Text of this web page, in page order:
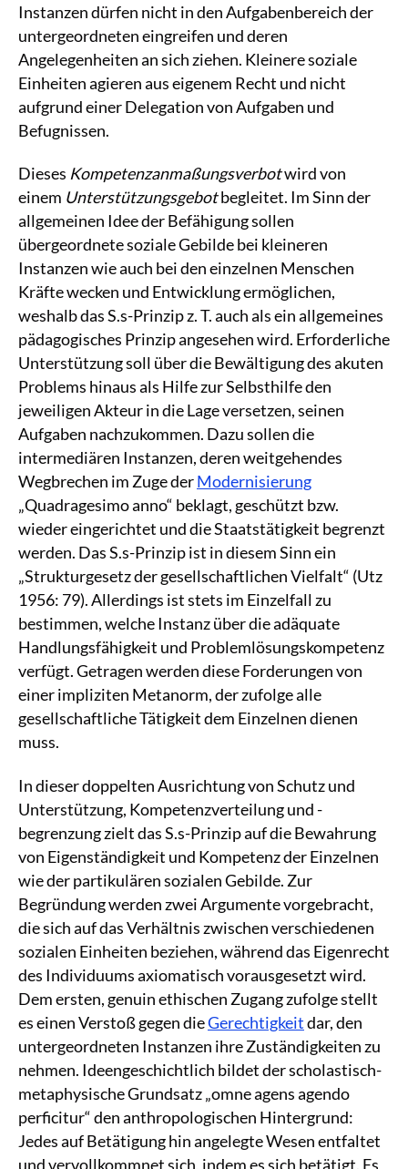
Instanzen dürfen nicht in den Aufgabenbereich der
untergeordneten eingreifen und deren
Angelegenheiten an sich ziehen. Kleinere soziale
Einheiten agieren aus eigenem Recht und nicht
aufgrund einer Delegation von Aufgaben und
Befugnissen.
Dieses Kompetenzanmaßungsverbotwird von
einem Unterstützungsgebotbegleitet. Im Sinn der
allgemeinen Idee der Befähigung sollen
übergeordnete soziale Gebilde bei kleineren
Instanzen wie auch bei den einzelnen Menschen
Kräfte wecken und Entwicklung ermöglichen,
weshalb das S.s-Prinzip z. T. auch als ein allgemeines
pädagogisches Prinzip angesehen wird. Erforderliche
Unterstützung soll über die Bewältigung des akuten
Problems hinaus als Hilfe zur Selbsthilfe den
jeweiligen Akteur in die Lage versetzen, seinen
Aufgaben nachzukommen. Dazu sollen die
intermediären Instanzen, deren weitgehendes
Wegbrechen im Zuge derModernisierung
„Quadragesimo anno“ beklagt, geschützt bzw.
wieder eingerichtet und die Staatstätigkeit begrenzt
werden. Das S.s-Prinzip ist in diesem Sinn ein
„Strukturgesetz der gesellschaftlichen Vielfalt“ (Utz
1956: 79). Allerdings ist stets im Einzelfall zu
bestimmen, welche Instanz über die adäquate
Handlungsfähigkeit und Problemlösungskompetenz
verfügt. Getragen werden diese Forderungen von
einer impliziten Metanorm, der zufolge alle
gesellschaftliche Tätigkeit dem Einzelnen dienen
muss.
In dieser doppelten Ausrichtung von Schutz und
Unterstützung, Kompetenzverteilung und -
begrenzung zielt das S.s-Prinzip auf die Bewahrung
von Eigenständigkeit und Kompetenz der Einzelnen
wie der partikulären sozialen Gebilde. Zur
Begründung werden zwei Argumente vorgebracht,
die sich auf das Verhältnis zwischen verschiedenen
sozialen Einheiten beziehen, während das Eigenrecht
des Individuums axiomatisch vorausgesetzt wird.
Dem ersten, genuin ethischen Zugang zufolge stellt
es einen Verstoß gegen dieGerechtigkeitdar, den
untergeordneten Instanzen ihre Zuständigkeiten zu
nehmen. Ideengeschichtlich bildet der scholastisch-
metaphysische Grundsatz „omne agens agendo
perficitur“ den anthropologischen Hintergrund:
Jedes auf Betätigung hin angelegte Wesen entfaltet
und vervollkommnet sich, indem es sich betätigt. Es